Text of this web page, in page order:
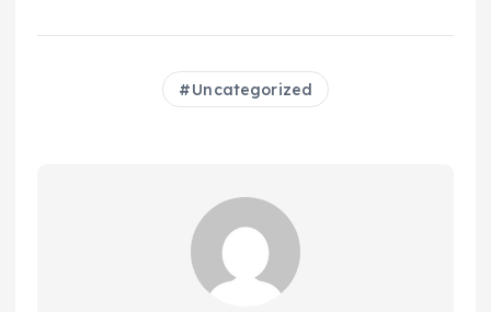
Uncategorized